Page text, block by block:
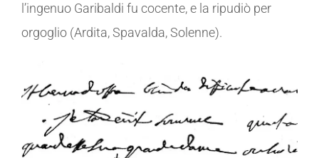
l’ingenuo Garibaldi fu cocente, e la ripudiò per
orgoglio (Ardita, Spavalda, Solenne).